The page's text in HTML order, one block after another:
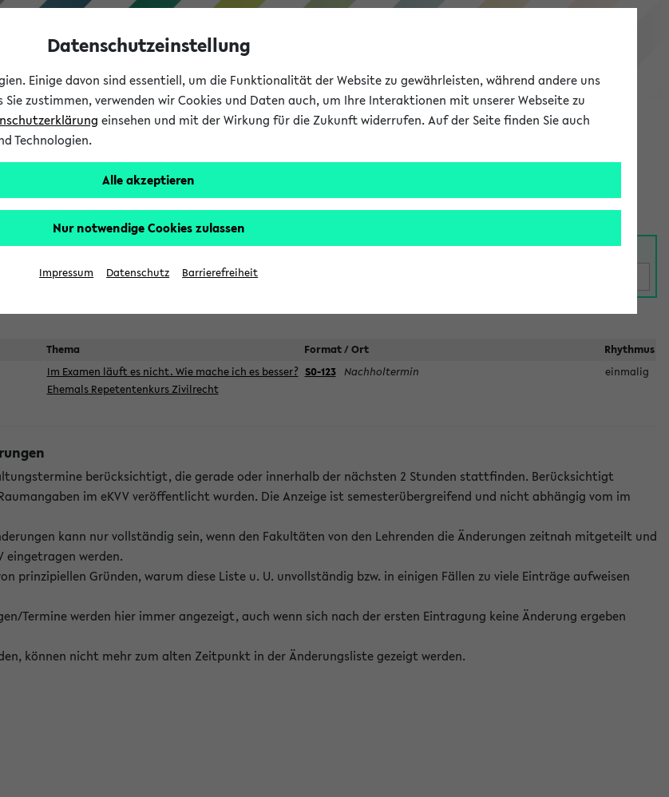
eKVV
dem24.07.2026Veranstaltungsorte
Suche:
Thema Format / Ort
Rhythmus
Im Examen läuft es nicht. Wie mache ich es besser?
Ehemals Repetentenkurs Zivilrecht
S0-123 Nachholtermin einmalig
berücksichtigt, die gerade oder innerhalb der nächsten 2 Stunden stattfinden. Berücksichtigt
im eKVV veröffentlicht wurden. Die Anzeige ist semesterübergreifend und nicht abhängig vom im
kann nur vollständig sein, wenn den Fakultäten von den Lehrenden die Änderungen zeitnah mitgeteilt und
eingetragen werden.
prinzipiellen Gründen, warum diese Liste u. U. unvollständig bzw. in einigen Fällen zu viele Einträge aufweisen
Termine werden hier immer angezeigt, auch wenn sich nach der ersten Eintragung keine Änderung ergeben
können nicht mehr zum alten Zeitpunkt in der Änderungsliste gezeigt werden.
Datenschutzeinstellung
Einige davon sind essentiell, um die Funktionalität der Website zu gewährleisten, während andere uns
zustimmen, verwenden wir Cookies und Daten auch, um Ihre Interaktionen mit unserer Webseite zu
einsehen und mit der Wirkung für die Zukunft widerrufen. Auf der Seite finden Sie auch
Technologien.
Alle akzeptieren
Nur notwendige Cookies zulassen
Impressum Datenschutz Barrierefreiheit